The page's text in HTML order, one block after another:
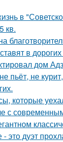
в
кв.
в
дом
не
которые
с
это дуэт